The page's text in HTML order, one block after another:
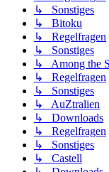
↳ Sonstiges
↳ Bitoku
↳ Regelfragen
↳ Sonstiges
↳ Among the
↳ Regelfragen
↳ Sonstiges
↳ AuZtralien
↳ Downloads
↳ Regelfragen
↳ Sonstiges
↳ Castell